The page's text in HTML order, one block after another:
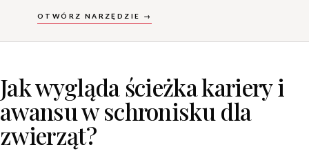
OTWÓRZ NARZĘDZIE →
Jak wygląda ścieżka kariery i
awansu w schronisku dla
zwierząt?